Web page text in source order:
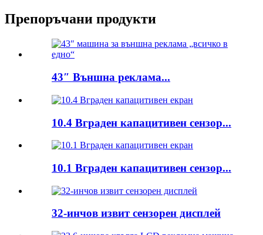
Препоръчани продукти
43″ Външна реклама...
10.4 Вграден капацитивен сензор...
10.1 Вграден капацитивен сензор...
32-инчов извит сензорен дисплей